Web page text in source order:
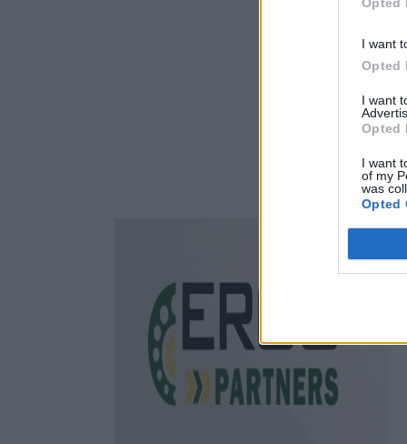
I want
Opted
I want
Opted
I want
of my
was
Opted